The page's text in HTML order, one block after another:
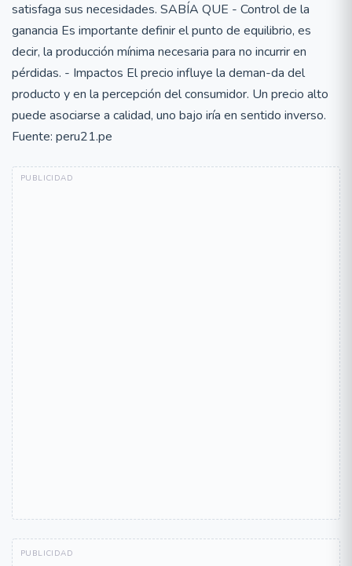
satisfaga sus necesidades. SABÍA QUE - Control de la
ganancia Es importante definir el punto de equilibrio, es
decir, la producción mínima necesaria para no incurrir en
pérdidas. - Impactos El precio influye la deman-da del
producto y en la percepción del consumidor. Un precio alto
puede asociarse a calidad, uno bajo iría en sentido inverso.
Fuente: peru21.pe